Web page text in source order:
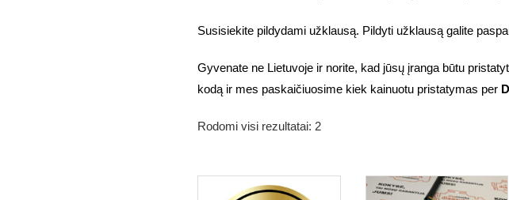
Susisiekite pildydami užklausą. Pildyti užklausą galite
Gyvenate ne Lietuvoje ir norite, kad jūsų įranga būtu
kodą ir mes paskaičiuosime kiek kainuotu pristatymas per
Rodomi visi rezultatai: 2